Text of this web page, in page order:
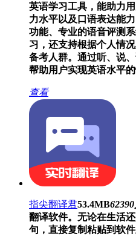
英语学习工具，能助力
力水平以及口语表达能
功能、专业的语音评测
习，还支持根据个人情
备考人群。通过听、说
帮助用户实现英语水平的
查看
指尖翻译君53.4MB62390
翻译软件。无论在生活
句，直接复制粘贴到软